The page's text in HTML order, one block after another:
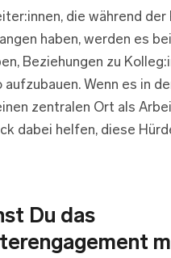
die während der
haben, werden es
Beziehungen zu
aufzubauen. Wenn es in
zentralen Ort als
dabei helfen, diese
Du das